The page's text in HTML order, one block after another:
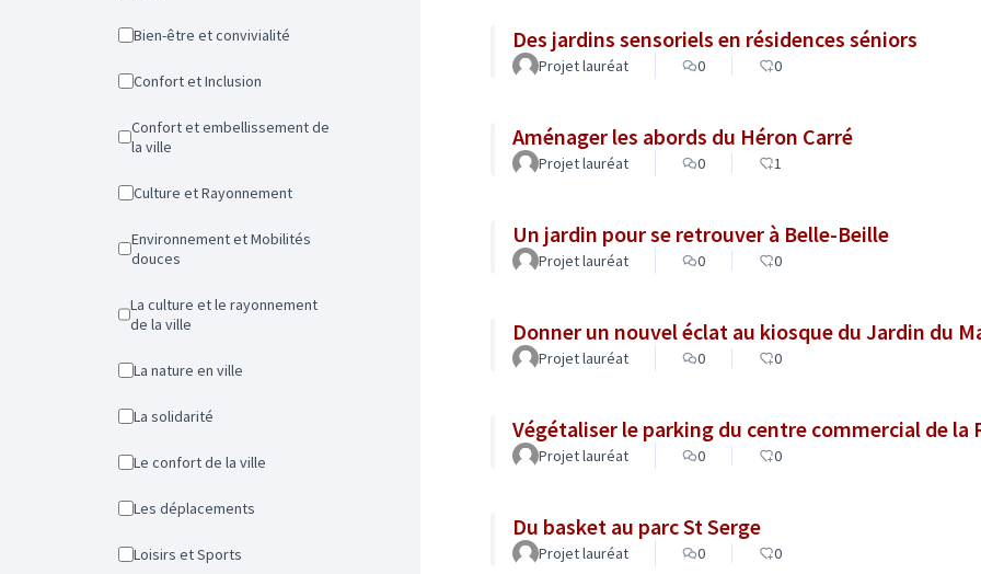
Bien-être et convivialité
Confort et Inclusion
Confort et embellissement de
la ville
Culture et Rayonnement
Environnement et Mobilités
douces
La culture et le rayonnement
de la ville
La nature en ville
La solidarité
Le confort de la ville
Les déplacements
Loisirs et Sports
Des jardins sensoriels en résidences séniors
Projet lauréat 0 0
Aménager les abords du Héron Carré
Projet lauréat 0 1
Un jardin pour se retrouver à Belle-Beille
Projet lauréat 0 0
Donner un nouvel éclat au kiosque du Jardin du
Projet lauréat 0 0
Végétaliser le parking du centre commercial de la
Projet lauréat 0 0
Du basket au parc St Serge
Projet lauréat 0 0